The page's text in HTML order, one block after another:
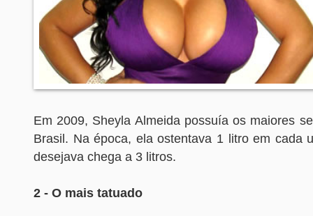
Em 2009, Sheyla Almeida possuía os maiores
Brasil. Na época, ela ostentava 1 litro em cada
desejava chega a 3 litros.
2 - O mais tatuado